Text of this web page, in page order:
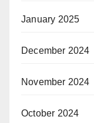
January 2025
December 2024
November 2024
October 2024